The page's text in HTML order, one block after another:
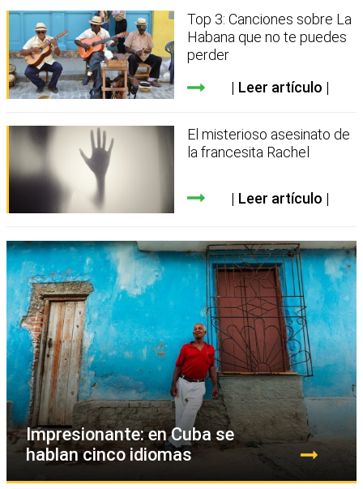
Top 3: Canciones sobre La
Habana que no te puedes
perder
Leer artículo
El misterioso asesinato de
la francesita Rachel
Leer artículo
Impresionante: en Cuba se
hablan cinco idiomas